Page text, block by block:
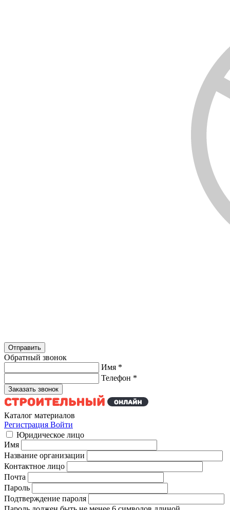
Обратный звонок
Имя *
Телефон *
Каталог материалов
Регистрация Войти
Юридическое лицо
Имя
Название организации
Контактное лицо
Почта
Пароль
Подтверждение пароля